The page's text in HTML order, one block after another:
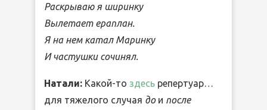
Раскрываю я ширинку
Вылетает ераплан.
Я на нем катал Маринку
И частушки сочинял.
Натали: Какой-то здесь репертуар…
для тяжелого случая дои после